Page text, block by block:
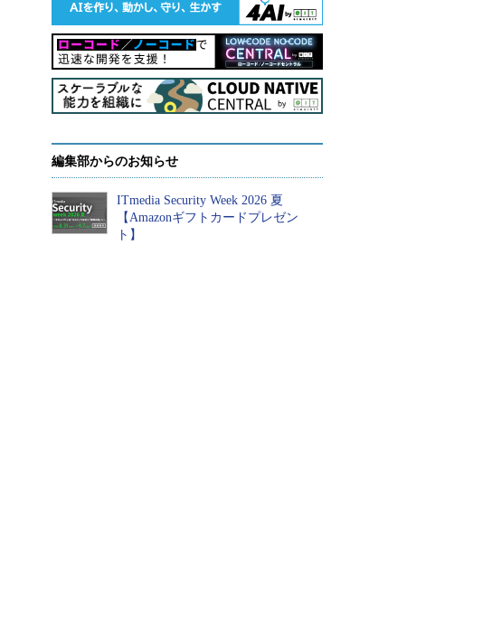
編集部からのお知らせ
ITmedia Security Week 2026 夏
【Amazonギフトカードプレゼン
ト】